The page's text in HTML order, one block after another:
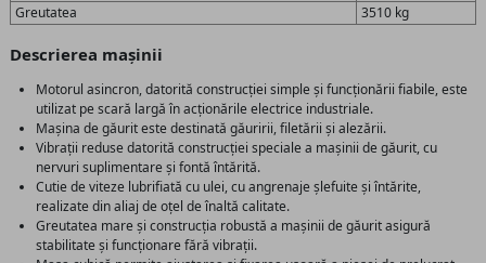
Greutatea
3510 kg
Descrierea mașinii
Motorul asincron, datorită construcției simple și funcționării fiabile, este
utilizat pe scară largă în acționările electrice industriale.
Mașina de găurit este destinată găuririi, filetării și alezării.
Vibrații reduse datorită construcției speciale a mașinii de găurit, cu
nervuri suplimentare și fontă întărită.
Cutie de viteze lubrifiată cu ulei, cu angrenaje șlefuite și întărite,
realizate din aliaj de oțel de înaltă calitate.
Greutatea mare și construcția robustă a mașinii de găurit asigură
stabilitate și funcționare fără vibrații.